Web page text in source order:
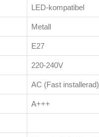
LED-kompatibel
Metall
E27
220-240V
AC (Fast installerad)
A+++